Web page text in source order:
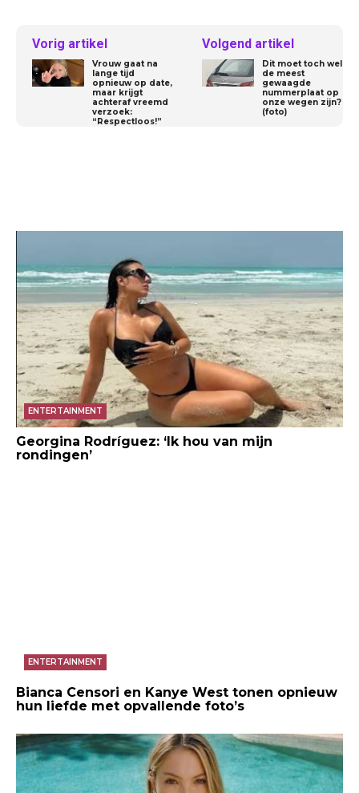
Vorig artikel
Vrouw gaat na
lange tijd
opnieuw op date,
maar krijgt
achteraf vreemd
verzoek:
“Respectloos!”
Volgend artikel
Dit moet toch wel
de meest
gewaagde
nummerplaat op
onze wegen zijn?
(foto)
ENTERTAINMENT
Georgina Rodríguez: ‘Ik hou van mijn
rondingen’
ENTERTAINMENT
Bianca Censori en Kanye West tonen opnieuw
hun liefde met opvallende foto’s